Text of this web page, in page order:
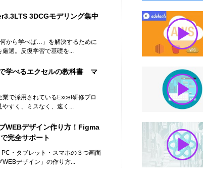
3DCGモデリング集中
から学べば…」を解決するために
選。反復学習で基礎を...
学べるエクセルの教科書 マ
で採用されているExcel研修プロ
すく、ミスなく、速く...
WEBデザイン作り方！Figma
完全サポート
・タブレット・スマホの３つ画面
デザイン」の作り方...